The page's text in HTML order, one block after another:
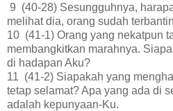
9 (40-28) Sesungguhnya,
melihat dia, orang sudah
10 (41-1) Orang yang nekatpun
membangkitkan marahnya.
di hadapan Aku?
11 (41-2) Siapakah yang
tetap selamat? Apa yang ada di
adalah kepunyaan-Ku.